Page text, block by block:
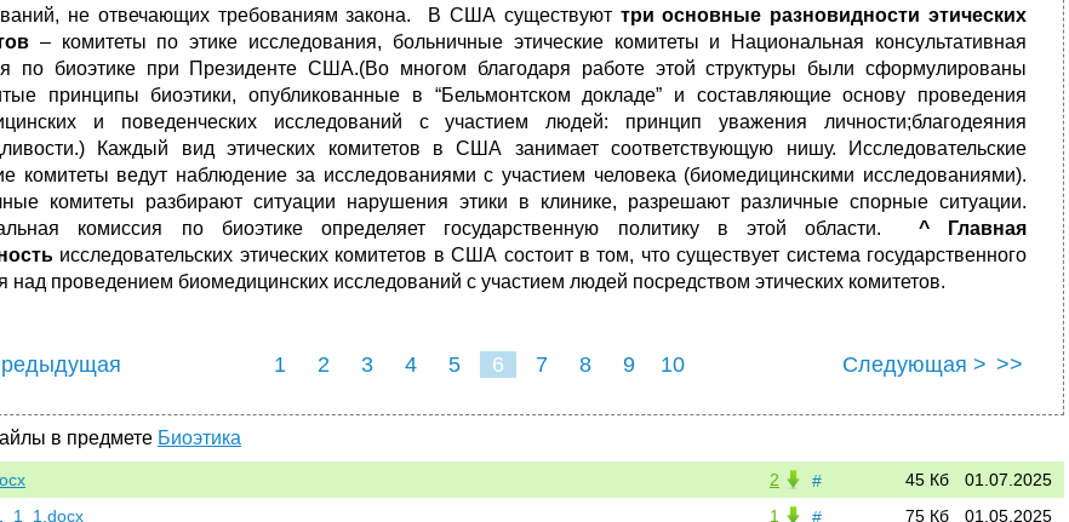
не отвечающих требованиям закона. В США существуют три основные разновидности этических
– комитеты по этике исследования, больничные этические комитеты и Национальная консультативная
по биоэтике при Президенте США.(Во многом благодаря работе этой структуры были сформулированы
принципы биоэтики, опубликованные в “Бельмонтском докладе” и составляющие основу проведения
и поведенческих исследований с участием людей: принцип уважения личности;благодеяния
Каждый вид этических комитетов в США занимает соответствующую нишу. Исследовательские
комитеты ведут наблюдение за исследованиями с участием человека (биомедицинскими исследованиями).
комитеты разбирают ситуации нарушения этики в клинике, разрешают различные спорные ситуации.
комиссия по биоэтике определяет государственную политику в этой области. ^
Главная
исследовательских этических комитетов в США состоит в том, что существует система государственного
над проведением биомедицинских исследований с участием людей посредством этических комитетов.
1 2 3 4 5 6 7 8 9 10 Следующая > >>
в предмете Биоэтика
# 01.07.2025
45 Кб
2
#
01.05.2025
75 Кб
1